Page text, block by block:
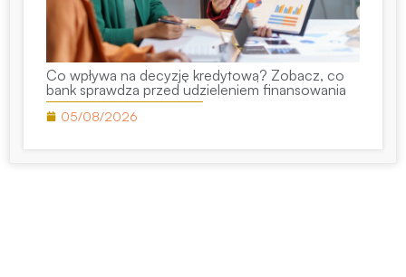
Co wpływa na decyzję kredytową? Zobacz, co
bank sprawdza przed udzieleniem finansowania
05/08/2026